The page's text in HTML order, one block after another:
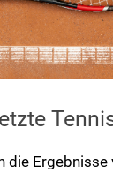
die Ergebnisse